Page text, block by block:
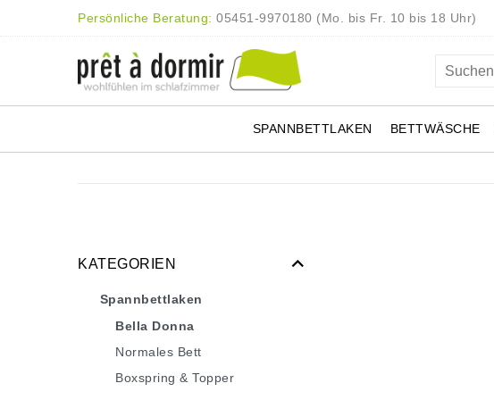
Persönliche Beratung: 05451-9970180 (Mo. bis Fr. 10 bis 18 Uhr)
SPANNBETTLAKEN BETTWÄSCHE
KATEGORIEN
Spannbettlaken
Bella Donna
Normales Bett
Boxspring & Topper